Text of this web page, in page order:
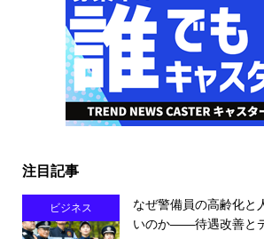
注目記事
ビジネス
なぜ警備員の高齢化と
いのか――待遇改善と